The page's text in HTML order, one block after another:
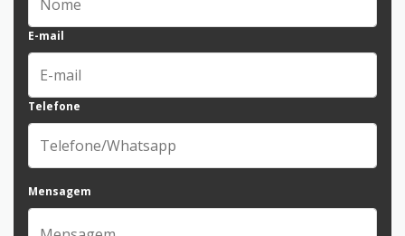
E-mail
Telefone
Mensagem